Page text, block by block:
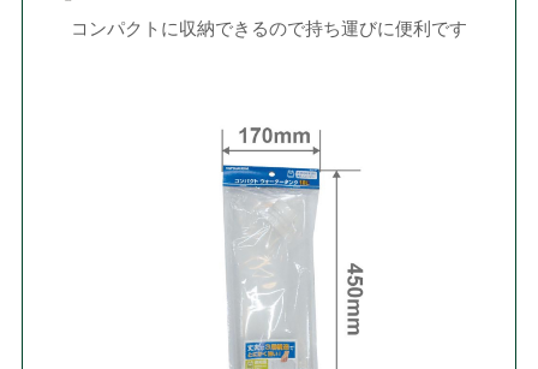
コンパクトに収納できるので持ち運びに便利です